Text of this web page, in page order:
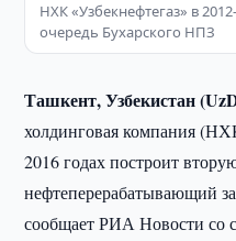
НХК «Узбекнефтегаз» в
очередь Бухарского НПЗ
Ташкент, Узбекистан
холдинговая компания
2016 годах построит
нефтеперерабатывающий
сообщает РИА Новости со